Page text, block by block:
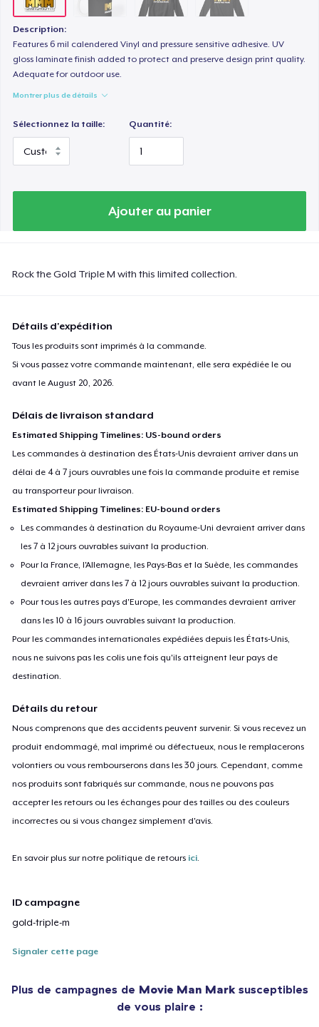
Description:
Features 6 mil calendered Vinyl and pressure sensitive adhesive. UV
gloss laminate finish added to protect and preserve design print quality.
Adequate for outdoor use.
Montrer plus de détails
Sélectionnez la taille: Quantité:
Ajouter au panier
Rock the Gold Triple M with this limited collection.
Détails d'expédition
Tous les produits sont imprimés à la commande.
Si vous passez votre commande maintenant, elle sera expédiée le ou
avant leAugust 20, 2026.
Délais de livraison standard
Estimated Shipping Timelines: US-bound orders
Les commandes à destination des États-Unis devraient arriver dans un
délai de 4 à 7 jours ouvrables une fois la commande produite et remise
au transporteur pour livraison.
Estimated Shipping Timelines: EU-bound orders
Les commandes à destination du Royaume-Uni devraient arriver dans
les 7 à 12 jours ouvrables suivant la production.
Pour la France, l'Allemagne, les Pays-Bas et la Suède, les commandes
devraient arriver dans les 7 à 12 jours ouvrables suivant la production.
Pour tous les autres pays d'Europe, les commandes devraient arriver
dans les 10 à 16 jours ouvrables suivant la production.
Pour les commandes internationales expédiées depuis les États-Unis,
nous ne suivons pas les colis une fois qu'ils atteignent leur pays de
destination.
Détails du retour
Nous comprenons que des accidents peuvent survenir. Si vous recevez un
produit endommagé, mal imprimé ou défectueux, nous le remplacerons
volontiers ou vous rembourserons dans les 30 jours. Cependant, comme
nos produits sont fabriqués sur commande, nous ne pouvons pas
accepter les retours ou les échanges pour des tailles ou des couleurs
incorrectes ou si vous changez simplement d'avis.
En savoir plus sur notre politique de retours ici.
ID campagne
gold-triple-m
Signaler cette page
Plus de campagnes de Movie Man Marksusceptibles
de vous plaire :